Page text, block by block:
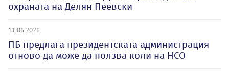
охраната на Делян Пеевски
11.06.2026
ПБ предлага президентската администрация
отново да може да ползва коли на НСО